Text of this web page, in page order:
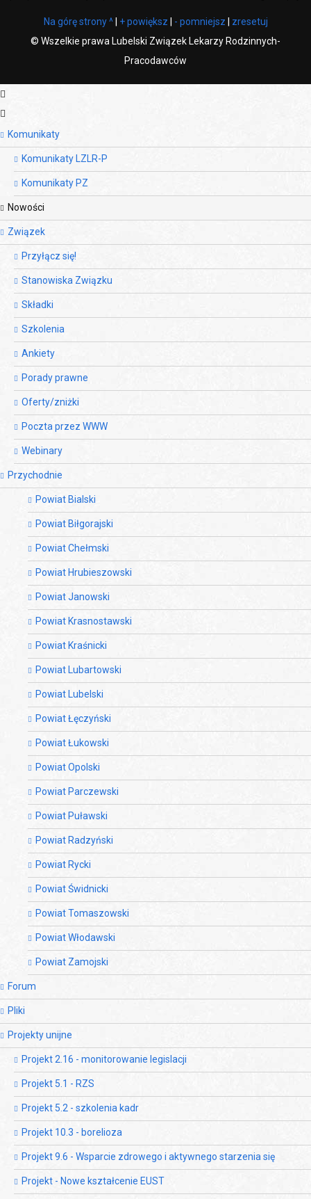
Na górę strony ^| + powiększ - pomniejsz
zresetuj
© Wszelkie prawa Lubelski Związek Lekarzy Rodzinnych-
Pracodawców
Komunikaty
Komunikaty LZLR-P
Komunikaty PZ
Nowości
Związek
Przyłącz się!
Stanowiska Związku
Składki
Szkolenia
Ankiety
Porady prawne
Oferty/zniżki
Poczta przez WWW
Webinary
Przychodnie
Powiat Bialski
Powiat Biłgorajski
Powiat Chełmski
Powiat Hrubieszowski
Powiat Janowski
Powiat Krasnostawski
Powiat Kraśnicki
Powiat Lubartowski
Powiat Lubelski
Powiat Łęczyński
Powiat Łukowski
Powiat Opolski
Powiat Parczewski
Powiat Puławski
Powiat Radzyński
Powiat Rycki
Powiat Świdnicki
Powiat Tomaszowski
Powiat Włodawski
Powiat Zamojski
Forum
Pliki
Projekty unijne
Projekt 2.16 - monitorowanie legislacji
Projekt 5.1 - RZS
Projekt 5.2 - szkolenia kadr
Projekt 10.3 - borelioza
Projekt 9.6 - Wsparcie zdrowego i aktywnego starzenia się
Projekt - Nowe kształcenie EUST